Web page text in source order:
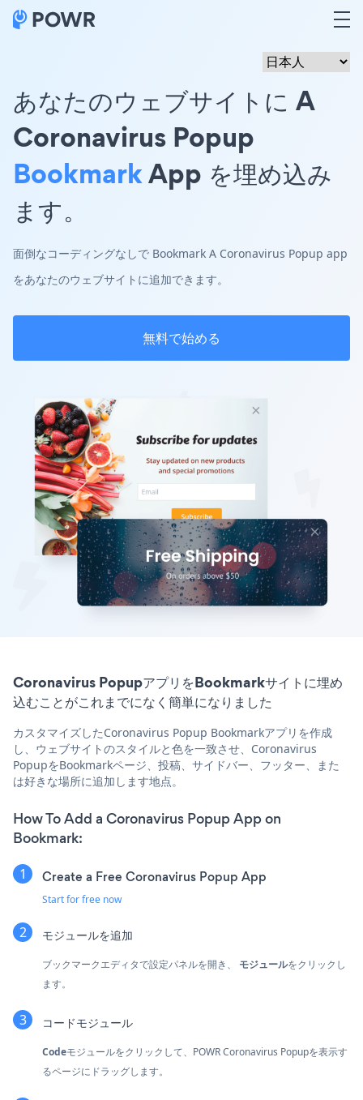
あなたのウェブサイトに A
Coronavirus Popup
BookmarkApp を埋め込み
ます。
面倒なコーディングなしで Bookmark A Coronavirus Popup app
をあなたのウェブサイトに追加できます。
無料で始める
Coronavirus PopupアプリをBookmarkサイトに埋め
込むことがこれまでになく簡単になりました
カスタマイズしたCoronavirus Popup Bookmarkアプリを作成
し、ウェブサイトのスタイルと色を一致させ、Coronavirus
PopupをBookmarkページ、投稿、サイドバー、フッター、また
は好きな場所に追加します地点。
How To Add a Coronavirus Popup App on
Bookmark:
Create a Free Coronavirus Popup App
Start for free now
モジュールを追加
ブックマークエディタで設定パネルを開き、 モジュールをクリックし
ます。
コードモジュール
Codeモジュールをクリックして、POWR Coronavirus Popupを表示す
るページにドラッグします。